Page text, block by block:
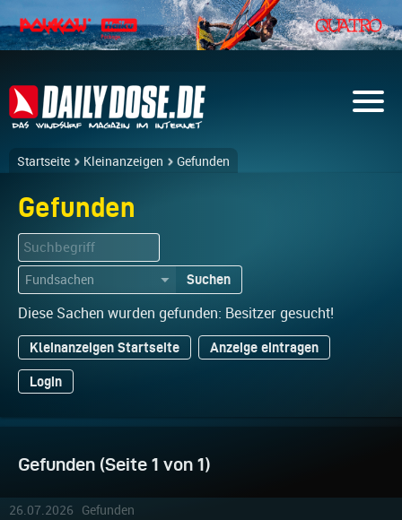
Startseite Kleinanzeigen Gefunden
Gefunden
▼ Suchen
Diese Sachen wurden gefunden: Besitzer gesucht!
Kleinanzeigen Startseite Anzeige eintragen
Login
Gefunden (Seite 1 von 1)
26.07.2026 Gefunden